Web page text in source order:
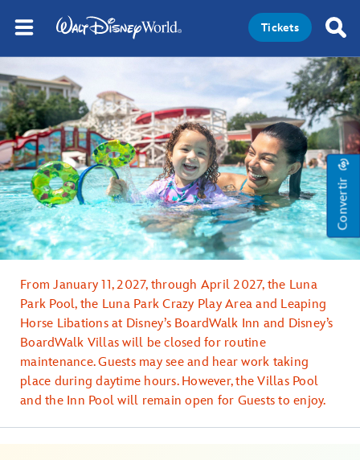
Tickets
Convertir
From January 11, 2027, through April 2027, the Luna
Park Pool, the Luna Park Crazy Play Area and Leaping
Horse Libations at Disney’s BoardWalk Inn and Disney’s
BoardWalk Villas will be closed for routine
maintenance. Guests may see and hear work taking
place during daytime hours. However, the Villas Pool
and the Inn Pool will remain open for Guests to enjoy.